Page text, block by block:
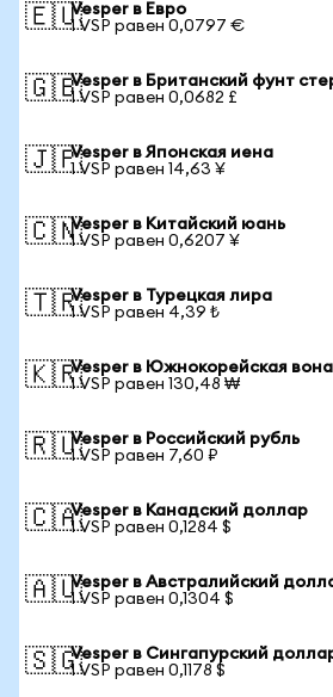
🇪🇺Vesper в Евро
1 VSP равен 0,0797 €
🇬🇧Vesper в Британский фунт
1 VSP равен 0,0682 £
🇯🇵Vesper в Японская иена
1 VSP равен 14,63 ¥
🇨🇳Vesper в Китайский юань
1 VSP равен 0,6207 ¥
🇹🇷Vesper в Турецкая лира
1 VSP равен 4,39 ₺
🇰🇷Vesper в Южнокорейская вона
1 VSP равен 130,48 ₩
🇷🇺Vesper в Российский рубль
1 VSP равен 7,60 ₽
🇨🇦Vesper в Канадский доллар
1 VSP равен 0,1284 $
🇦🇺Vesper в Австралийский
1 VSP равен 0,1304 $
🇸🇬Vesper в Сингапурский
1 VSP равен 0,1178 $